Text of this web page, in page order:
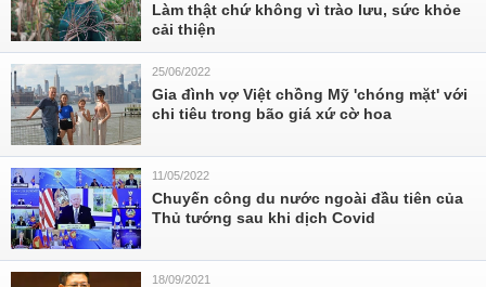
Làm thật chứ không vì trào lưu, sức khỏe
cải thiện
25/06/2022
Gia đình vợ Việt chồng Mỹ 'chóng mặt' với
chi tiêu trong bão giá xứ cờ hoa
11/05/2022
Chuyến công du nước ngoài đầu tiên của
Thủ tướng sau khi dịch Covid
18/09/2021